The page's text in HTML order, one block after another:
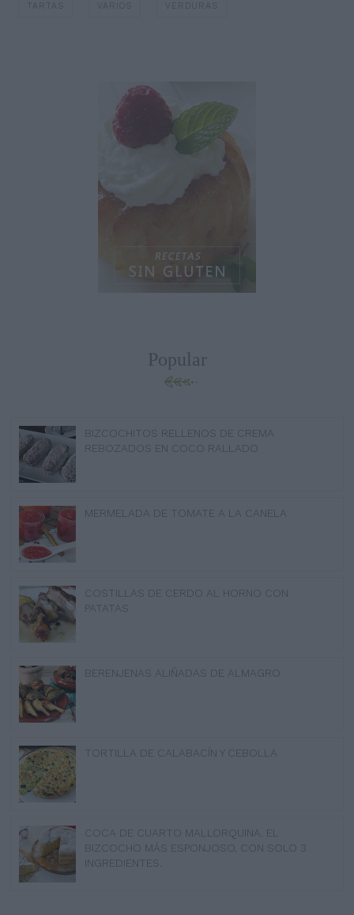
TARTAS VARIOS VERDURAS
Popular
BIZCOCHITOS RELLENOS DE CREMA
REBOZADOS EN COCO RALLADO
MERMELADA DE TOMATE A LA CANELA
COSTILLAS DE CERDO AL HORNO CON
PATATAS
BERENJENAS ALIÑADAS DE ALMAGRO
TORTILLA DE CALABACÍN Y CEBOLLA
COCA DE CUARTO MALLORQUINA. EL
BIZCOCHO MÁS ESPONJOSO, CON SOLO 3
INGREDIENTES.